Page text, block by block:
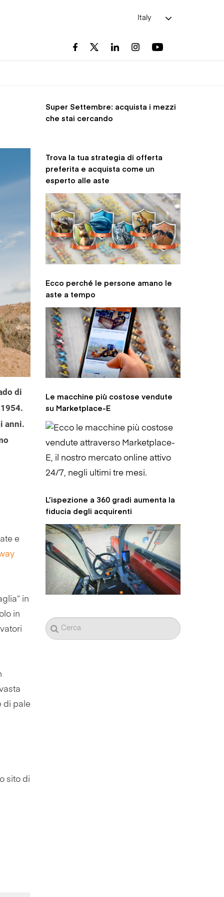
Italy
di
anni.
e
in
in
di pale
sito di
Super Settembre: acquista i mezzi
che stai cercando
Trova la tua strategia di offerta
preferita e acquista come un
esperto alle aste
Ecco perché le persone amano le
aste a tempo
Le macchine più costose vendute
su Marketplace-E
L’ispezione a 360 gradi aumenta la
fiducia degli acquirenti